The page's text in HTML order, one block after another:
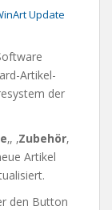
Update
Artikel-
der
‚, ‚Zubehör‚
Artikel
den Button